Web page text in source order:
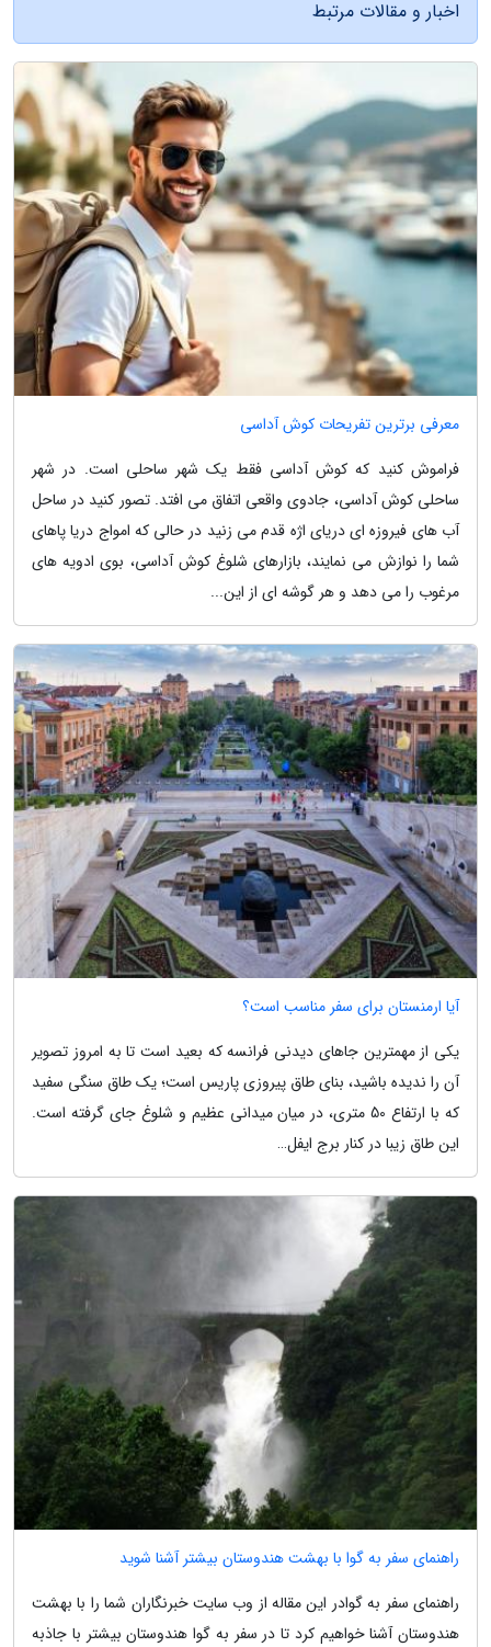
اخبار و مقالات مرتبط
معرفی برترین تفریحات کوش آداسی
فراموش کنید که کوش آداسی فقط یک شهر ساحلی است. در شهر
ساحلی کوش آداسی، جادوی واقعی اتفاق می افتد. تصور کنید در ساحل
آب های فیروزه ای دریای اژه قدم می زنید در حالی که امواج دریا پاهای
شما را نوازش می نمایند، بازارهای شلوغ کوش آداسی، بوی ادویه های
مرغوب را می دهد و هر گوشه ای از این...
آیا ارمنستان برای سفر مناسب است؟
یکی از مهمترین جاهای دیدنی فرانسه که بعید است تا به امروز تصویر
آن را ندیده باشید، بنای طاق پیروزی پاریس است؛ یک طاق سنگی سفید
که با ارتفاع 50 متری، در میان میدانی عظیم و شلوغ جای گرفته است.
این طاق زیبا در کنار برج ایفل…
راهنمای سفر به گوا با بهشت هندوستان بیشتر آشنا شوید
راهنمای سفر به گوادر این مقاله از وب سایت خبرنگاران شما را با بهشت
هندوستان آشنا خواهیم کرد تا در سفر به گوا هندوستان بیشتر با جاذبه